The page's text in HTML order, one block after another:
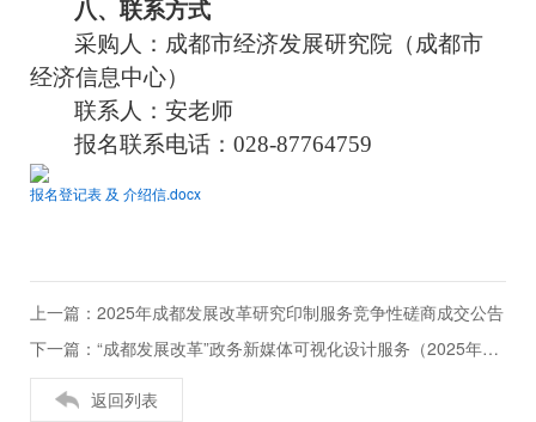
八、联系方式
采购人：成都市经济发展研究院（成都市
经济信息中心）
联系人：安老师
报名联系电话：028-87764759
报名登记表 及 介绍信.docx
上一篇：2025年成都发展改革研究印制服务竞争性磋商成交公告
下一篇：“成都发展改革”政务新媒体可视化设计服务（2025年度）竞争性磋商采购公告
返回列表